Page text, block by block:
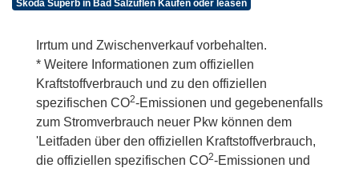
Skoda Superb in Bad Salzuflen Kaufen oder leasen
Irrtum und Zwischenverkauf vorbehalten.
* Weitere Informationen zum offiziellen
Kraftstoffverbrauch und zu den offiziellen
spezifischen CO2-Emissionen und gegebenenfalls
zum Stromverbrauch neuer Pkw können dem
'Leitfaden über den offiziellen Kraftstoffverbrauch,
die offiziellen spezifischen CO2-Emissionen und